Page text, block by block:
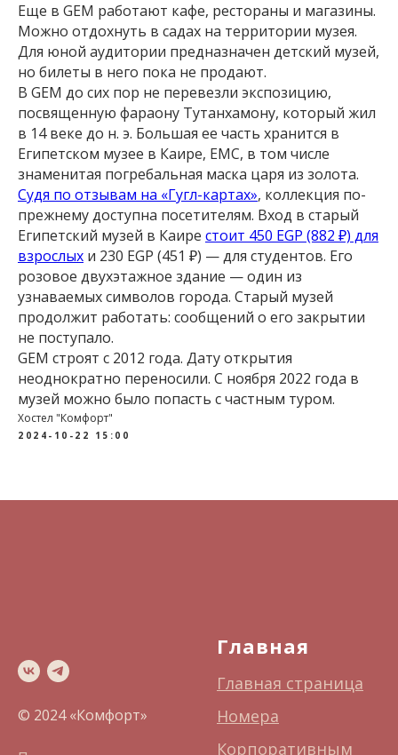
Еще в GEM работают кафе, рестораны и магазины.
Можно отдохнуть в садах на территории музея.
Для юной аудитории предназначен детский музей,
но билеты в него пока не продают.
В GEM до сих пор не перевезли экспозицию,
посвященную фараону Тутанхамону, который жил
в 14 веке до н. э. Большая ее часть хранится в
Египетском музее в Каире, EMC, в том числе
знаменитая погребальная маска царя из золота.
Судя по отзывам на «Гугл-картах», коллекция по-
прежнему доступна посетителям. Вход в старый
Египетский музей в Каире стоит 450 EGP⁣ (882 ₽) для
взрослых и 230 EGP⁣ (451 ₽) — для студентов. Его
розовое двухэтажное здание — один из
узнаваемых символов города. Старый музей
продолжит работать: сообщений о его закрытии
не поступало.
GEM строят с 2012 года. Дату открытия
неоднократно переносили. С ноября 2022 года в
музей можно было попасть с частным туром.
Хостел "Комфорт"
2024-10-22 15:00
© 2024 «Комфорт»
Главная
Главная страница
Номера
Корпоративным